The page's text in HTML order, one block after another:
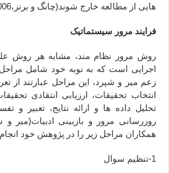
هایی از مطالعه خارج شوند(چانگ و برنز،2006).
فرایند مرور سیستماتیک
روش مرور نظام مند، مشابه هر روش
اجرایی است که به نوبه خود شامل
زعم میر و شپرد، این مراحل عبارتند از
انتخاب تحقیقات، ارزیابی انتقادی
تحلیل داده ها و ارائه نتایج، تعبیر و
همکاران مراحل زیر را در پژوهش خود
1-تنظیم سوال